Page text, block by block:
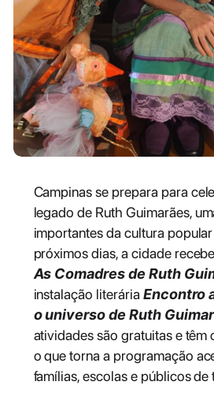
Campinas se prepara para
legado de Ruth Guimarães,
importantes da cultura
próximos dias, a cidade
As Comadres de Ruth
instalação literária Encontro
o universo de Ruth
atividades são gratuitas e têm
o que torna a programação
famílias, escolas e públicos de